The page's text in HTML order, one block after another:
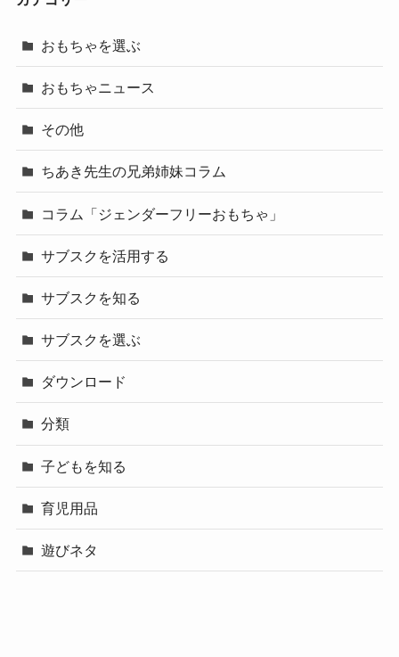
おもちゃを選ぶ
おもちゃニュース
その他
ちあき先生の兄弟姉妹コラム
コラム「ジェンダーフリーおもちゃ」
サブスクを活用する
サブスクを知る
サブスクを選ぶ
ダウンロード
分類
子どもを知る
育児用品
遊びネタ